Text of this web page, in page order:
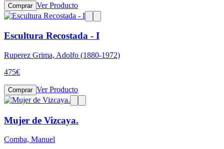
Comprar Ver Producto
Escultura Recostada - I
Ruperez Grima, Adolfo (1880-1972)
475€
Comprar Ver Producto
Mujer de Vizcaya.
Comba, Manuel